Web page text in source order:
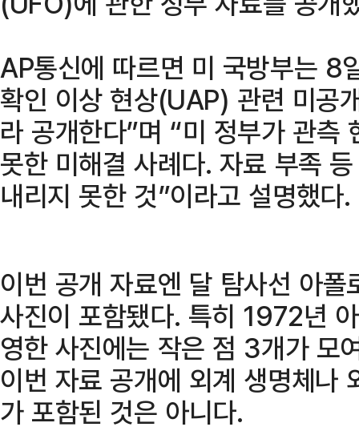
AP통신에 따르면 미 국방부는 8
확인 이상 현상(UAP) 관련 미공
라 공개한다”며 “미 정부가 관측
못한 미해결 사례다. 자료 부족
내리지 못한 것”이라고 설명했다.
이번 공개 자료엔 달 탐사선 아
사진이 포함됐다. 특히 1972년
영한 사진에는 작은 점 3개가 모
이번 자료 공개에 외계 생명체나
가 포함된 것은 아니다.